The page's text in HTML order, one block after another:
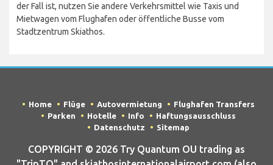
der Fall ist, nutzen Sie andere Verkehrsmittel wie Taxis und
Mietwagen vom Flughafen oder öffentliche Busse vom
Stadtzentrum Skiathos.
Home Flüge Autovermietung
Flughafen Transfers
Parken
Hotelle Info
Haftungsausschluss
Datenschutz
Sitemap
COPYRIGHT © 2026 Try Quantum OU trading as